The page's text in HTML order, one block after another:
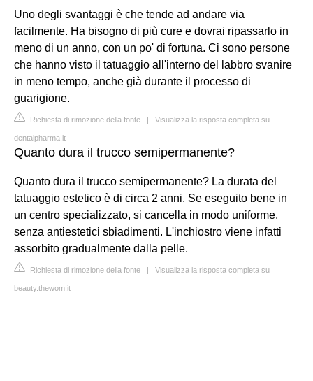
Uno degli svantaggi è che tende ad andare via
facilmente. Ha bisogno di più cure e dovrai ripassarlo in
meno di un anno, con un po' di fortuna. Ci sono persone
che hanno visto il tatuaggio all'interno del labbro svanire
in meno tempo, anche già durante il processo di
guarigione.
Richiesta di rimozione della fonte | Visualizza la risposta completa su
dentalpharma.it
Quanto dura il trucco semipermanente?
Quanto dura il trucco semipermanente? La durata del
tatuaggio estetico è di circa 2 anni. Se eseguito bene in
un centro specializzato, si cancella in modo uniforme,
senza antiestetici sbiadimenti. L'inchiostro viene infatti
assorbito gradualmente dalla pelle.
Richiesta di rimozione della fonte | Visualizza la risposta completa su
beauty.thewom.it